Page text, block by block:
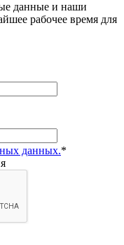
данные и наши
рабочее время для
данных.*